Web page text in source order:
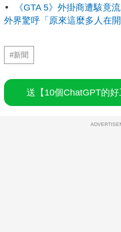
《GTA 5》外掛商遭駭竟
外界驚呼「原來這麼多人在開
#新聞
送【10個ChatGPT的